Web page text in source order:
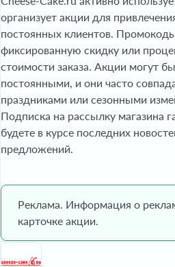
организует акции для
постоянных клиентов.
фиксированную скидку или
стоимости заказа. Акции могут
постоянными, и они часто
праздниками или сезонными
Подписка на рассылку магазина
будете в курсе последних
предложений.
Реклама. Информация о
карточке акции.